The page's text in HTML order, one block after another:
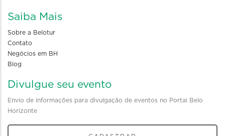
Saiba Mais
Sobre a Belotur
Contato
Negócios em BH
Blog
Divulgue seu evento
Envio de informações para divulgação de eventos no Portal Belo
Horizonte